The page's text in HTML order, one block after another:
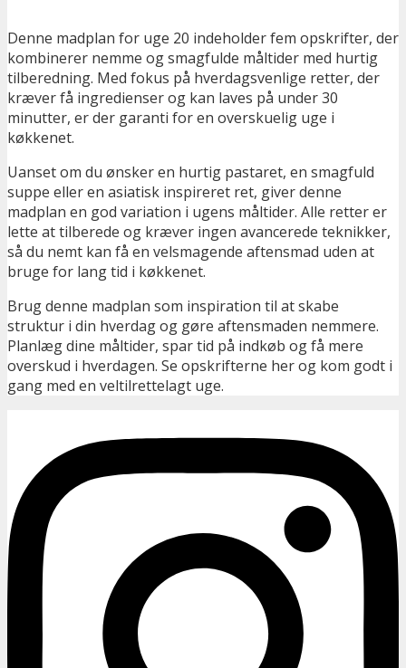
Denne madplan for uge 20 indeholder fem opskrifter, der
kombinerer nemme og smagfulde måltider med hurtig
tilberedning. Med fokus på hverdagsvenlige retter, der
kræver få ingredienser og kan laves på under 30
minutter, er der garanti for en overskuelig uge i
køkkenet.
Uanset om du ønsker en hurtig pastaret, en smagfuld
suppe eller en asiatisk inspireret ret, giver denne
madplan en god variation i ugens måltider. Alle retter er
lette at tilberede og kræver ingen avancerede teknikker,
så du nemt kan få en velsmagende aftensmad uden at
bruge for lang tid i køkkenet.
Brug denne madplan som inspiration til at skabe
struktur i din hverdag og gøre aftensmaden nemmere.
Planlæg dine måltider, spar tid på indkøb og få mere
overskud i hverdagen. Se opskrifterne her og kom godt i
gang med en veltilrettelagt uge.